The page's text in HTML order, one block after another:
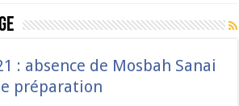
: absence de Mosbah Sanai
préparation